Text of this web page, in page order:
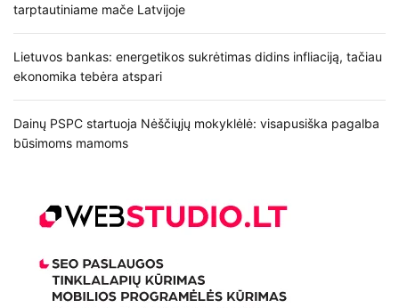
tarptautiniame mače Latvijoje
Lietuvos bankas: energetikos sukrėtimas didins infliaciją, tačiau
ekonomika tebėra atspari
Dainų PSPC startuoja Nėščiųjų mokyklėlė: visapusiška pagalba
būsimoms mamoms